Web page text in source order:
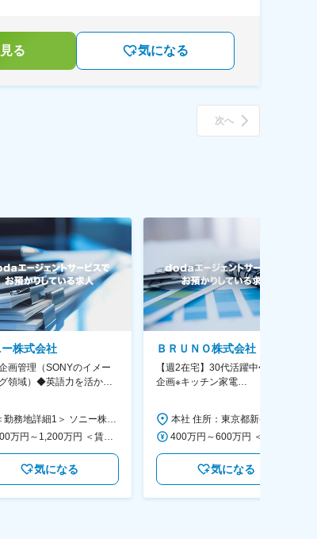
る 気になる
次へ
株式会社
画管理（SONYのイメー
領域）◆英語力を活か
気になる
ＢＲＵＮＯ株式会社
【週2在宅】30代活躍中◆商品
企画※キッチン家電
気になる